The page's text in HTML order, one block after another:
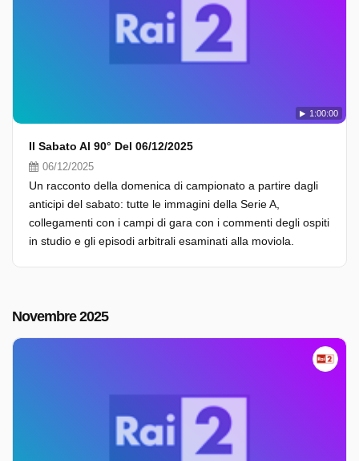
1:00:00
Il Sabato Al 90° Del 06/12/2025
06/12/2025
Un racconto della domenica di campionato a partire dagli
anticipi del sabato: tutte le immagini della Serie A,
collegamenti con i campi di gara con i commenti degli ospiti
in studio e gli episodi arbitrali esaminati alla moviola.
Novembre 2025